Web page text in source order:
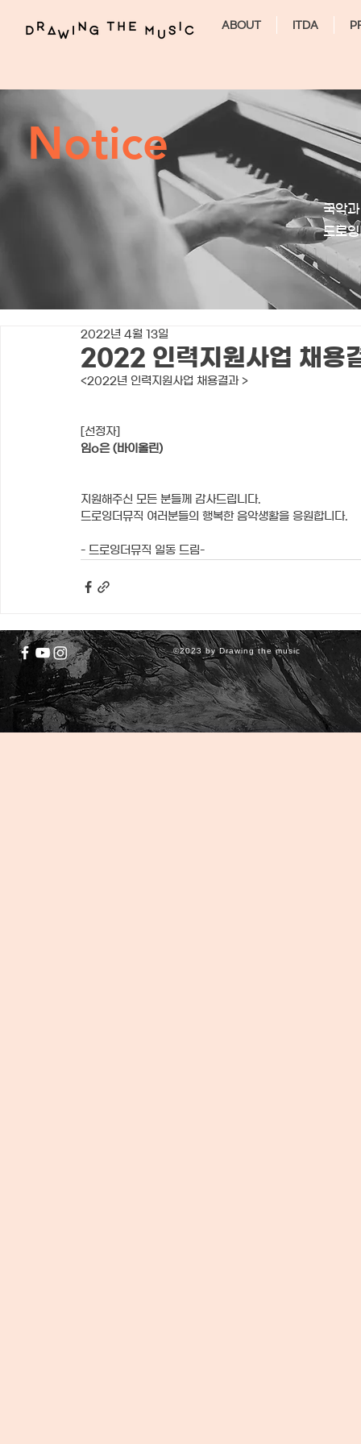
ABOUT ITDA
Notice
국악
드로
2022 인력지원사업 채용
2022년 4월 13일
<2022년 인력지원사업 채용결과 >
[선정자]
임o은 (바이올린)
지원해주신 모든 분들께 감사드립니다.
드로잉더뮤직 여러분들의 행복한 음악생활을 응원합니다.
- 드로잉더뮤직 일동 드림-
©2023 by Drawing the music